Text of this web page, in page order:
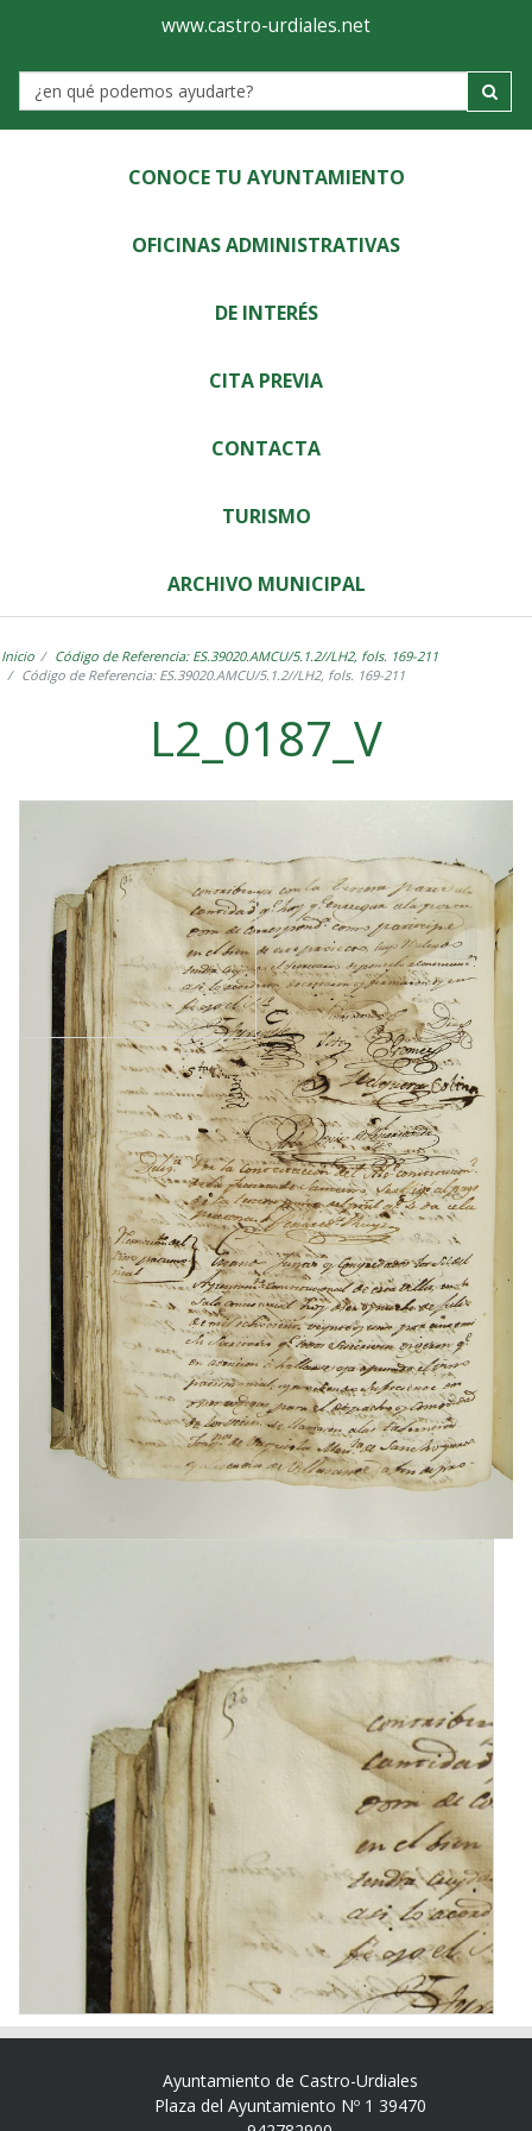
Ayuntamiento
de
Castro-
Urdiales
www.castro-urdiales.net
Label
CONOCE TU AYUNTAMIENTO
OFICINAS ADMINISTRATIVAS
DE INTERÉS
CITA PREVIA
CONTACTA
TURISMO
ARCHIVO MUNICIPAL
Inicio
Código de Referencia: ES.39020.AMCU/5.1.2//LH2, fols. 169-211
Código de Referencia: ES.39020.AMCU/5.1.2//LH2, fols. 169-211
L2_0187_V
Ayuntamiento de Castro-Urdiales
Plaza del Ayuntamiento Nº 1 39470